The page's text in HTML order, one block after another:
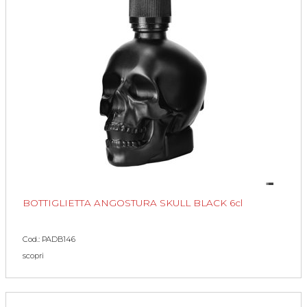
BOTTIGLIETTA ANGOSTURA SKULL BLACK 6cl
Cod.: PADB146
scopri